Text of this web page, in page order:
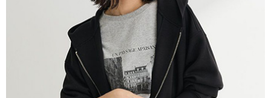
1.本服務係由「台灣大哥大股份有限公司」（以下簡稱本公司）所提供，讓
用戶於交易時，得透過本服務購買商品或服務，並由商店將買賣／分期付款
買賣價金債權讓與本公司後，依約使用本公司帳單繳交帳款。
2.基於同意付款使用「大哥付你分期」之契約關係目的，商店將以您的個人
資料（包含姓名、電話或地址）提供予台灣大哥大進項蒐集、處理及利用，
由本公司與您本人進行分期帳單所需資料之確認、核對及更正。
3.完整用戶服務條款，請詳閱以下連結：https://oppay.tw/userRule
ATM／網路銀行／等多元方式進行付款，方視為交易完成。
※ 請注意：結帳手續完成當下不需立刻繳費，但若您需要取消訂單，請聯絡
購買商品的店家。未經商家同意取消之訂單仍視為有效，需透過AFTEE先享
後付繳納相關費用。
※ 交易是否成功請以「AFTEE先享後付 」之結帳頁面顯示為準，若有關於
是否繳費成功／繳費後需取消欲退款等相關疑問，請聯繫「AFTEE先享後付
客戶支援中心」https://netprotections.freshdesk.com/support/home
每筆NT$60，滿NT$888(含以上)免運費
每筆NT$60，滿NT$888(含以上)免運費
7-11取貨付款